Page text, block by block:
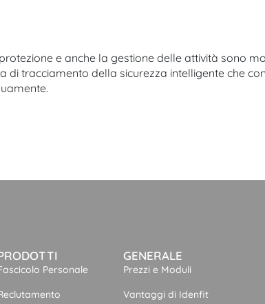
e anche la gestione delle attività sono
di tracciamento della sicurezza intelligente che
Personale
GENERALE
Prezzi e Moduli
Vantaggi di Idenfit